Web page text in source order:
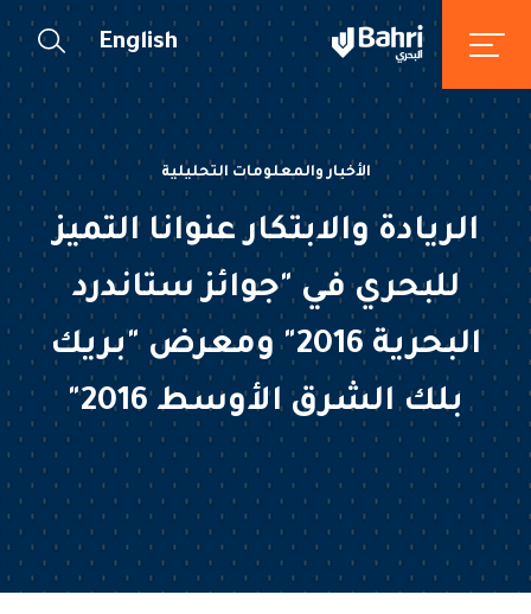
English
الأخبار والمعلومات التحليلية
الريادة والابتكار عنوانا التميز
للبحري في "جوائز ستاندرد
البحرية 2016" ومعرض "بريك
بلك الشرق الأوسط 2016"